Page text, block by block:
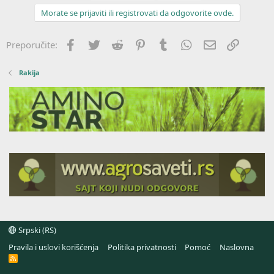
Morate se prijaviti ili registrovati da odgovorite ovde.
Preporučite: Facebook
Twitter Reddit PinterestTumblr WhatsApp
Imejl
Rakija
Srpski (RS)
Pravila i uslovi korišćenja
Politika privatnosti Pomoć Naslovna
R